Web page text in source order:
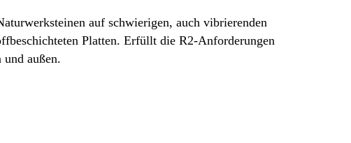
auf schwierigen, auch vibrierenden
Platten. Erfüllt die R2-Anforderungen
außen.